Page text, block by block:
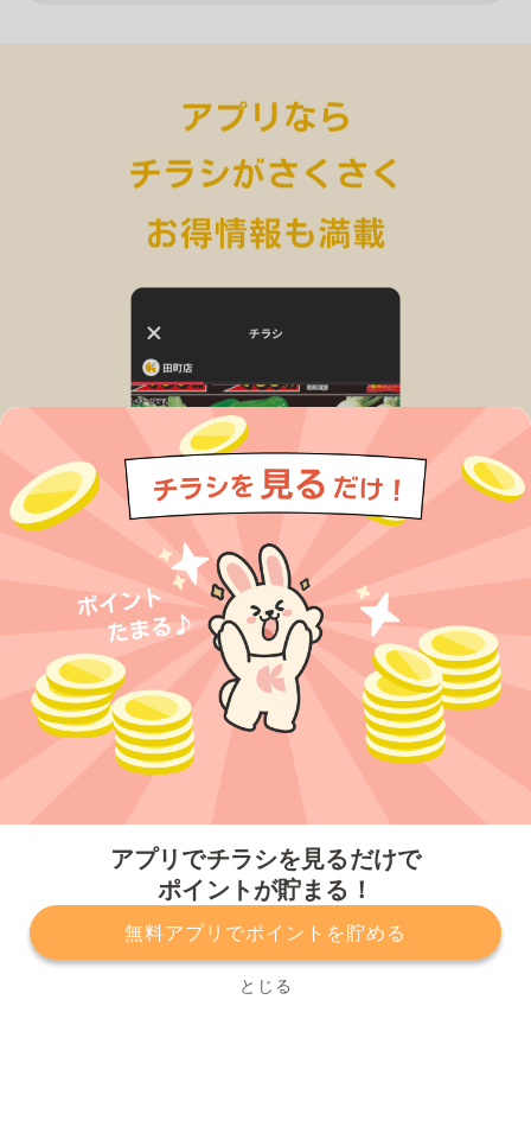
アプリでチラシを見るだけで
ポイントが貯まる！
無料アプリでポイントを貯める
とじる
プライバシーポリシー 利用規約
運営会社
サービスに関してのお問い合わせ